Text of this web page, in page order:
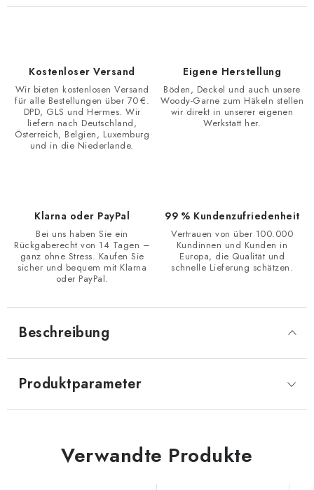
Kostenloser Versand
Wir bieten kostenlosen Versand
für alle Bestellungen über 70 €.
DPD, GLS und Hermes. Wir
liefern nach Deutschland,
Österreich, Belgien, Luxemburg
und in die Niederlande.
Eigene Herstellung
Böden, Deckel und auch unsere
Woody-Garne zum Häkeln stellen
wir direkt in unserer eigenen
Werkstatt her.
Klarna oder PayPal
Bei uns haben Sie ein
Rückgaberecht von 14 Tagen –
ganz ohne Stress. Kaufen Sie
sicher und bequem mit Klarna
oder PayPal.
99 % Kundenzufriedenheit
Vertrauen von über 100.000
Kundinnen und Kunden in
Europa, die Qualität und
schnelle Lieferung schätzen.
Beschreibung
Produktparameter
Verwandte Produkte